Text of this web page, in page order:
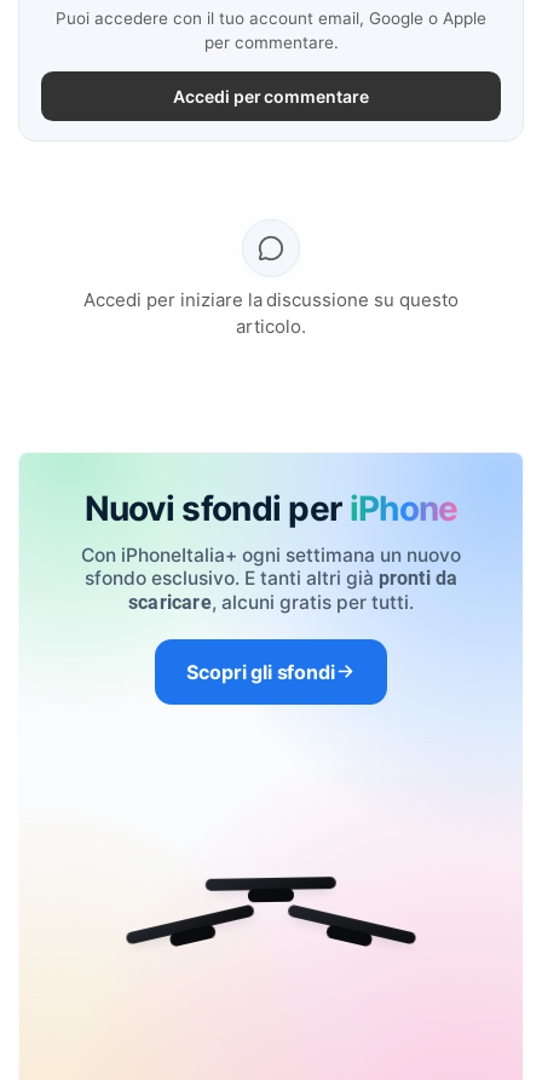
Puoi accedere con il tuo account email, Google o Apple
per commentare.
Accedi per commentare
Accedi per iniziare la discussione su questo
articolo.
Nuovi sfondi per iPhone
Con iPhoneItalia+ ogni settimana un nuovo
sfondo esclusivo. E tanti altri già pronti da
scaricare, alcuni gratis per tutti.
Scopri gli sfondi